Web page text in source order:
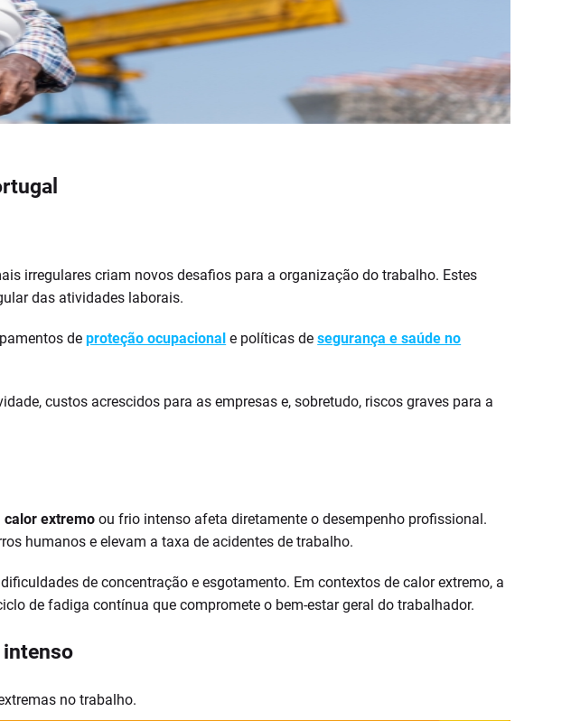
irregulares criam novos desafios para a organização do trabalho. Estes
das atividades laborais.
deproteção ocupacional e políticas desegurança e saúde no
custos acrescidos para as empresas e, sobretudo, riscos graves para a
calor extremoou frio intenso afeta diretamente o desempenho profissional.
humanos e elevam a taxa de acidentes de trabalho.
de concentração e esgotamento. Em contextos de calor extremo, a
de fadiga contínua que compromete o bem-estar geral do trabalhador.
intenso
no trabalho.